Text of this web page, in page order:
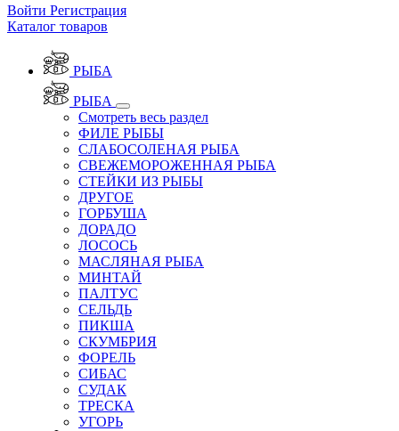
Войти Регистрация
Каталог товаров
РЫБА
РЫБА
Смотреть весь раздел
ФИЛЕ РЫБЫ
СЛАБОСОЛЕНАЯ РЫБА
СВЕЖЕМОРОЖЕННАЯ РЫБА
СТЕЙКИ ИЗ РЫБЫ
ДРУГОЕ
ГОРБУША
ДОРАДО
ЛОСОСЬ
МАСЛЯНАЯ РЫБА
МИНТАЙ
ПАЛТУС
СЕЛЬДЬ
ПИКША
СКУМБРИЯ
ФОРЕЛЬ
СИБАС
СУДАК
ТРЕСКА
УГОРЬ